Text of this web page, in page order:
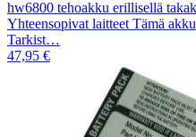
hw6800 tehoakku erillisellä
Yhteensopivat laitteet Tämä
Tarkist…
47,95 €